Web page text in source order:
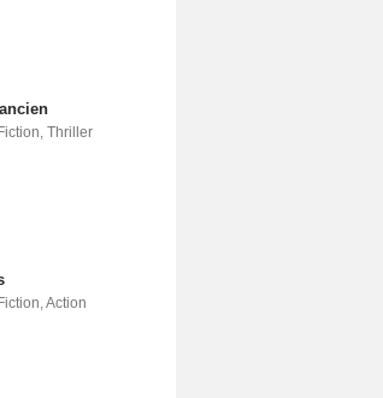
Thriller
Action